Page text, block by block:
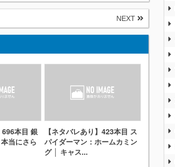
NEXT
696本目 銀
当にさら
【ネタバレあり】423本目 ス
パイダーマン：ホームカミン
グ │ キャス...